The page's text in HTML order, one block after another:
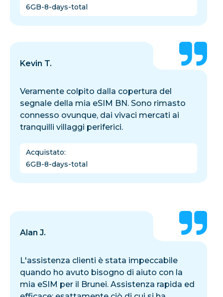
6GB-8-days-total
Kevin T.
Veramente colpito dalla copertura del
segnale della mia eSIM BN. Sono rimasto
connesso ovunque, dai vivaci mercati ai
tranquilli villaggi periferici.
Acquistato:
6GB-8-days-total
Alan J.
L'assistenza clienti è stata impeccabile
quando ho avuto bisogno di aiuto con la
mia eSIM per il Brunei. Assistenza rapida ed